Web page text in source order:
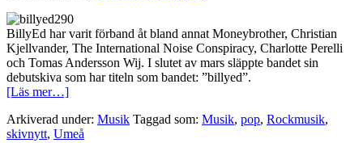
BillyEd har varit förband åt bland annat Moneybrother, Christian
Kjellvander, The International Noise Conspiracy, Charlotte Perelli
och Tomas Andersson Wij. I slutet av mars släppte bandet sin
debutskiva som har titeln som bandet: ”billyed”.
[Läs mer…]om
BillyEd
med
Arkiverad under: Musik Taggad som: Musik, pop, Rockmusik,
skivnytt, Umeå